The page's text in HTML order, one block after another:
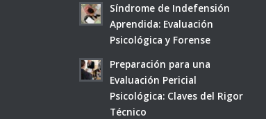
Síndrome de Indefensión
Aprendida: Evaluación
Psicológica y Forense
Preparación para una
Evaluación Pericial
Psicológica: Claves del Rigor
Técnico